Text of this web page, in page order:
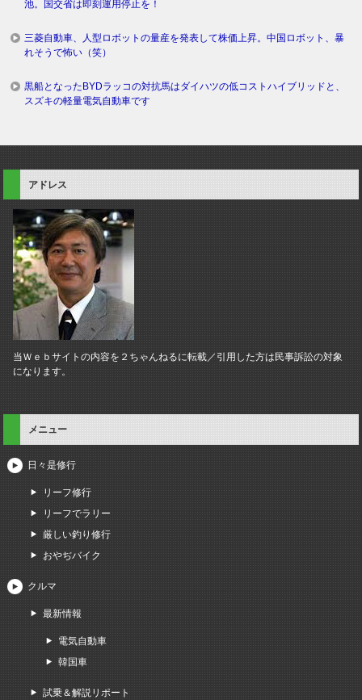
池。国交省は即刻運用停止を！
三菱自動車、人型ロボットの量産を発表して株価上昇。中国ロボット、暴
れそうで怖い（笑）
黒船となったBYDラッコの対抗馬はダイハツの低コストハイブリッドと、
スズキの軽量電気自動車です
アドレス
当Ｗｅｂサイトの内容を２ちゃんねるに転載／引用した方は民事訴訟の対象
になります。
メニュー
日々是修行
リーフ修行
リーフでラリー
厳しい釣り修行
おやぢバイク
クルマ
最新情報
電気自動車
韓国車
試乗＆解説リポート